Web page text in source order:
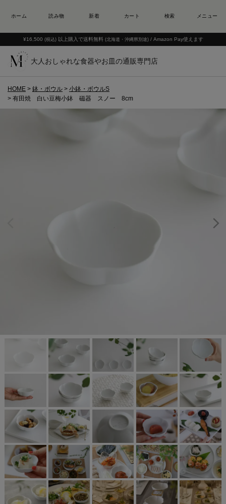
¥16,500 (税込) 以上購入で送料無料 (北海道・沖縄県別途) / Amazon Pay使えます
大人おしゃれな食器やお皿の通販専門店
HOME 鉢・ボウル
小鉢・ボウルS
有田焼 白い豆梅小鉢 磁器 スノー 8cm